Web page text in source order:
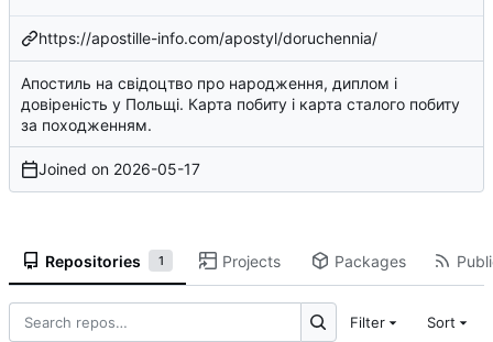
https://apostille-info.com/apostyl/doruchennia/
Апостиль на свідоцтво про народження, диплом і
довіреність у Польщі. Карта побиту і карта сталого побиту
за походженням.
Joined on 2026-05-17
Repositories 1 Projects Packages
Filter Sort